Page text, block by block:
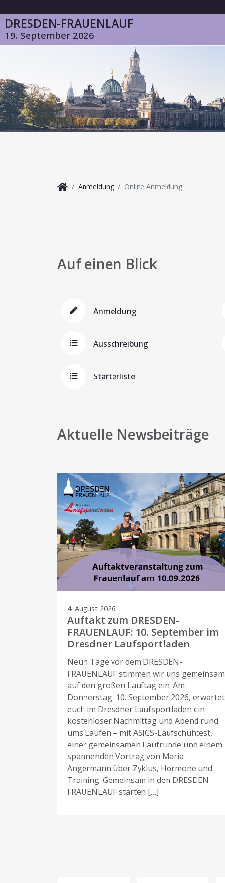
DRESDEN-FRAUENLAUF
19. September 2026
Anmeldung Online Anmeldung
Auf einen Blick
Anmeldung
Ausschreibung
Starterliste
Aktuelle Newsbeiträge
4. August 2026
Auftakt zum DRESDEN-
FRAUENLAUF: 10. September im
Dresdner Laufsportladen
Neun Tage vor dem DRESDEN-
FRAUENLAUF stimmen wir uns gemeinsam
auf den großen Lauftag ein. Am
Donnerstag, 10. September 2026, erwartet
euch im Dresdner Laufsportladen ein
kostenloser Nachmittag und Abend rund
ums Laufen – mit ASICS-Laufschuhtest,
einer gemeinsamen Laufrunde und einem
spannenden Vortrag von Maria
Angermann über Zyklus, Hormone und
Training. Gemeinsam in den DRESDEN-
FRAUENLAUF starten […]